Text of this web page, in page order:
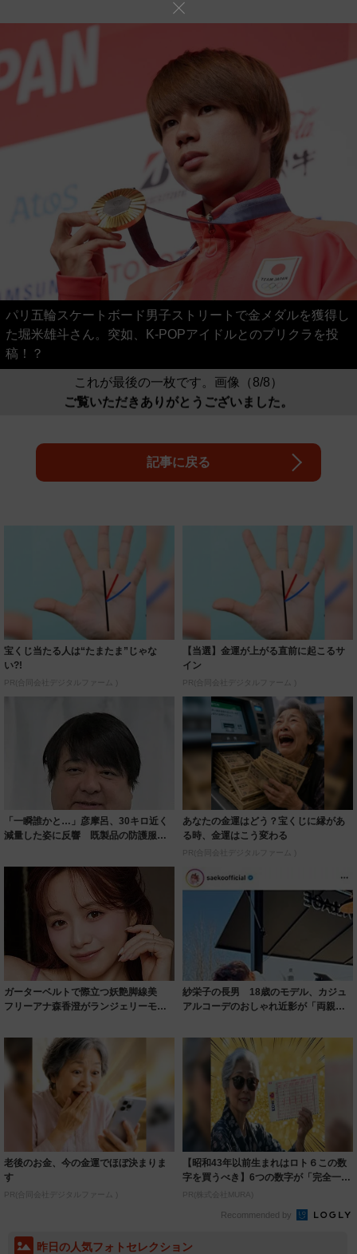
パリ五輪スケートボード男子ストリートで金メダルを獲得し
た堀米雄斗さん。突如、K-POPアイドルとのプリクラを投
稿！？
これが最後の一枚です。画像（8/8）
ご覧いただきありがとうございました。
記事に戻る
宝くじ当たる人は“たまたま”じゃな
い?!
PR(合同会社デジタルファーム )
【当選】金運が上がる直前に起こるサ
イン
PR(合同会社デジタルファーム )
「一瞬誰かと…」彦摩呂、30キロ近く
減量した姿に反響 既製品の防護服が
あなたの金運はどう？宝くじに縁があ
る時、金運はこう変わる
PR(合同会社デジタルファーム )
ガーターベルトで際立つ妖艶脚線美
フリーアナ森香澄がランジェリーモデ
紗栄子の長男 18歳のモデル、カジュ
アルコーデのおしゃれ近影が「両親の
老後のお金、今の金運でほぼ決まりま
す
PR(合同会社デジタルファーム )
【昭和43年以前生まれはロト６この数
字を買うべき】6つの数字が「完全一
致」する方...
PR(株式会社MURA)
Recommended by
昨日の人気フォトセレクション